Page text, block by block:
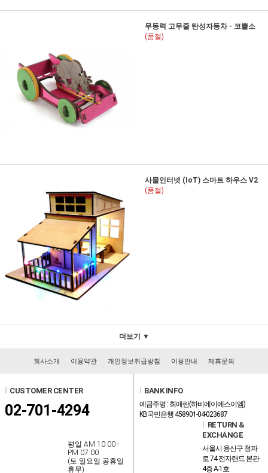
무동력 고무줄 탄성자동차 - 코뿔소
(품절)
사물인터넷 (IoT) 스마트 하우스 V2
(품절)
더보기 ▼
회사소개 이용약관 개인정보취급방침 이용안내 제휴문의
CUSTOMER CENTER
02-701-4294
평일 AM 10:00 -
PM 07:00
(토.일요일.공휴일
휴무)
BANK INFO
예금주명 : 최애란(하비에이에스이엠)
KB국민은행 458901-04-023687
RETURN &
EXCHANGE
서울시 용산구 청파
로 74 전자랜드 본관
4층 A-1호